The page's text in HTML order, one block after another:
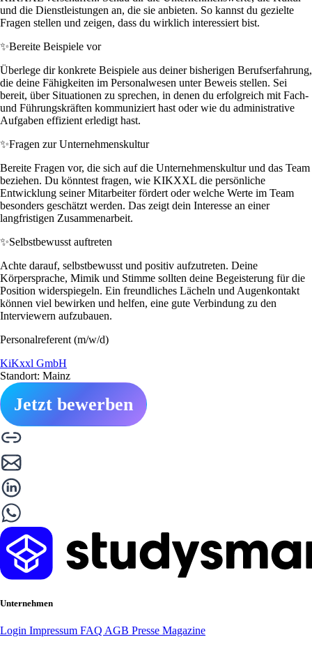
und die Dienstleistungen an, die sie anbieten. So kannst du gezielte
Fragen stellen und zeigen, dass du wirklich interessiert bist.
✨Bereite Beispiele vor
Überlege dir konkrete Beispiele aus deiner bisherigen Berufserfahrung,
die deine Fähigkeiten im Personalwesen unter Beweis stellen. Sei
bereit, über Situationen zu sprechen, in denen du erfolgreich mit Fach-
und Führungskräften kommuniziert hast oder wie du administrative
Aufgaben effizient erledigt hast.
✨Fragen zur Unternehmenskultur
Bereite Fragen vor, die sich auf die Unternehmenskultur und das Team
beziehen. Du könntest fragen, wie KIKXXL die persönliche
Entwicklung seiner Mitarbeiter fördert oder welche Werte im Team
besonders geschätzt werden. Das zeigt dein Interesse an einer
langfristigen Zusammenarbeit.
✨Selbstbewusst auftreten
Achte darauf, selbstbewusst und positiv aufzutreten. Deine
Körpersprache, Mimik und Stimme sollten deine Begeisterung für die
Position widerspiegeln. Ein freundliches Lächeln und Augenkontakt
können viel bewirken und helfen, eine gute Verbindung zu den
Interviewern aufzubauen.
Personalreferent (m/w/d)
KiKxxl GmbH
Standort: Mainz
Jetzt bewerben
Unternehmen
Login Impressum FAQ AGB Presse Magazine